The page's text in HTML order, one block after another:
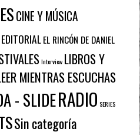
CINE Y MÚSICA
EDITORIALEL RINCÓN DE DANIEL
Interview LIBROS Y
MIENTRAS ESCUCHAS
- SLIDERADIO SERIES
Sin categoría